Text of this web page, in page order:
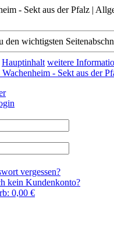
- Sekt aus der Pfalz |
den wichtigsten
Hauptinhalt weitere
vergessen?
kein Kundenkonto?
0,00 €